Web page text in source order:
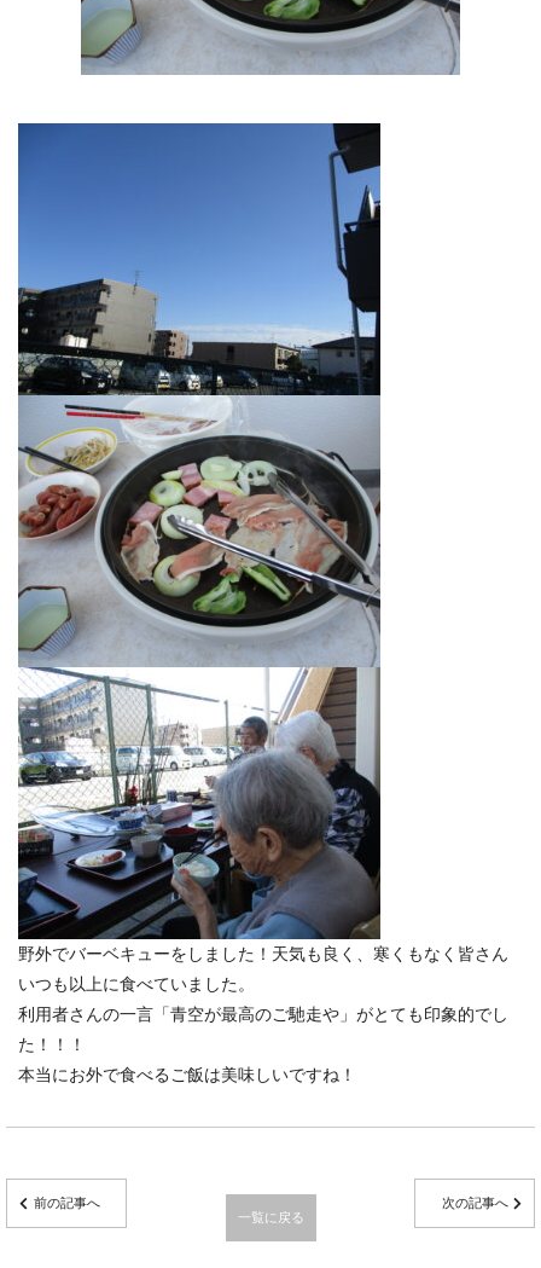
野外でバーベキューをしました！天気も良く、寒くもなく皆さん
いつも以上に食べていました。
利用者さんの一言「青空が最高のご馳走や」がとても印象的でし
た！！！
本当にお外で食べるご飯は美味しいですね！
前の記事へ
一覧に戻る
次の記事へ